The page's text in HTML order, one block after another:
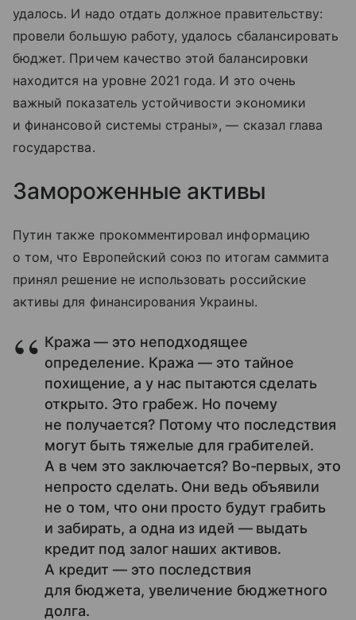
удалось. И надо отдать должное правительству:
провели большую работу, удалось сбалансировать
бюджет. Причем качество этой балансировки
находится на уровне 2021 года. И это очень
важный показатель устойчивости экономики
и финансовой системы страны», — сказал глава
государства.
Замороженные активы
Путин также прокомментировал информацию
о том, что Европейский союз по итогам саммита
принял решение не использовать российские
активы для финансирования Украины.
Кража — это неподходящее
определение. Кража — это тайное
похищение, а у нас пытаются сделать
открыто. Это грабеж. Но почему
не получается? Потому что последствия
могут быть тяжелые для грабителей.
А в чем это заключается? Во-первых, это
непросто сделать. Они ведь объявили
не о том, что они просто будут грабить
и забирать, а одна из идей — выдать
кредит под залог наших активов.
А кредит — это последствия
для бюджета, увеличение бюджетного
долга.